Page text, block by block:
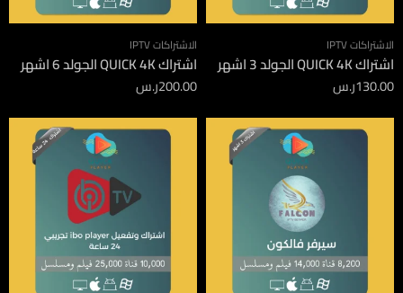
الاشتراكات IPTV
اشتراك QUICK 4K الجولد 3 اشهر
130.00ر.س
الاشتراكات IPTV
اشتراك QUICK 4K الجولد 6 اشهر
200.00ر.س